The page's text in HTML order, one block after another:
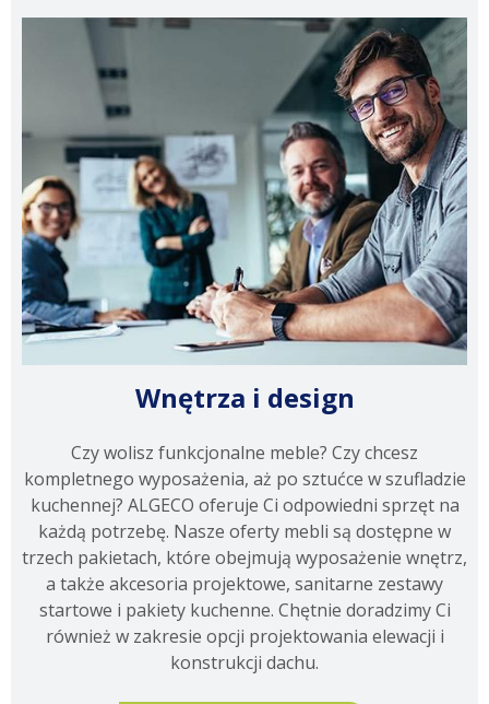
Wnętrza i design
Czy wolisz funkcjonalne meble? Czy chcesz
kompletnego wyposażenia, aż po sztućce w szufladzie
kuchennej? ALGECO oferuje Ci odpowiedni sprzęt na
każdą potrzebę. Nasze oferty mebli są dostępne w
trzech pakietach, które obejmują wyposażenie wnętrz,
a także akcesoria projektowe, sanitarne zestawy
startowe i pakiety kuchenne. Chętnie doradzimy Ci
również w zakresie opcji projektowania elewacji i
konstrukcji dachu.